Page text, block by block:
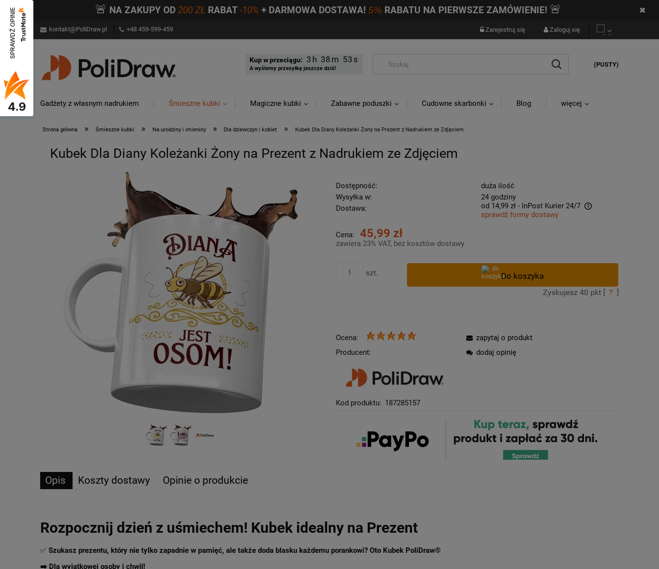
🚨 NA ZAKUPY OD 200 ZŁ RABAT-10% + DARMOWA DOSTAWA! 5% RABATU NA PIERWSZE ZAMÓWIENIE! 🚨
kontakt@PoliDraw.pl +48 459-599-459 Zarejestruj się Zaloguj się
(PUSTY)
Kup w przeciągu: 3 38 52
A wyślemy przesyłkę jeszcze dziś!
Gadżety z własnym nadrukiem Śmieszne kubki Magiczne kubki Zabawne poduszki Cudowne skarbonki Blog więcej
Strona główna » Śmieszne kubki » Na urodziny i imieniny » Dla dziewczyn i kobiet » Kubek Dla Diany Koleżanki Żony na Prezent z Nadrukiem ze Zdjęciem
Kubek Dla Diany Koleżanki Żony na Prezent z Nadrukiem ze Zdjęciem
Dostępność:
duża ilość
Wysyłka w:
24 godziny
Dostawa:
od 14,99 zł - InPost Kurier 24/7
sprawdź formy dostawy
Cena: 45,99 zł
zawiera 23% VAT, bez kosztów dostawy
szt.
Zyskujesz 40 pkt [ ? ]
Ocena:
Producent:
Kod produktu: 187285157
zapytaj o produkt
dodaj opinię
Opis Koszty dostawy Opinie o produkcie
Rozpocznij dzień z uśmiechem! Kubek idealny na Prezent
✅ Szukasz prezentu, który nie tylko zapadnie w pamięć, ale także doda blasku każdemu porankowi? Oto Kubek PoliDraw®
➡️ Dla wyjątkowej osoby i chwil!
SPRAWDŹ OPINIE
4.9